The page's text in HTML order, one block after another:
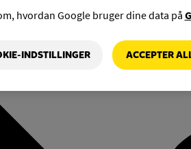
hvordan Google bruger dine data på
INDSTILLINGER ACCEPTER